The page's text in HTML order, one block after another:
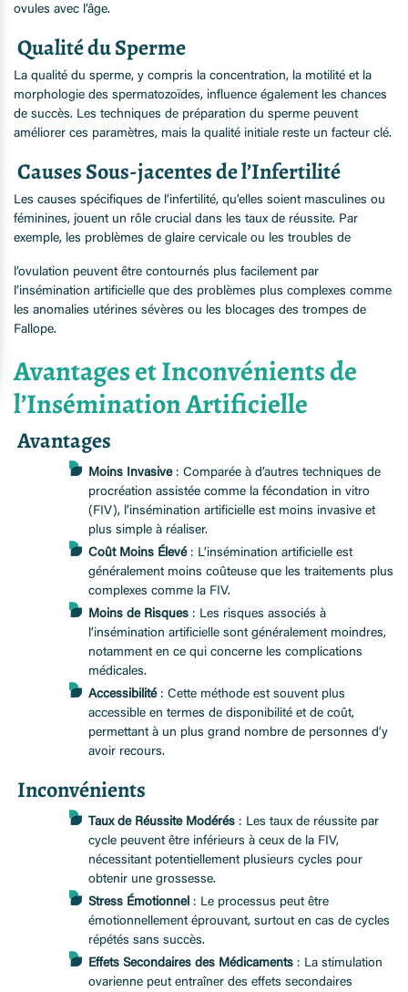
ovules avec l’âge.
Qualité du Sperme
La qualité du sperme, y compris la concentration, la motilité et la
morphologie des spermatozoïdes, influence également les chances
de succès. Les techniques de préparation du sperme peuvent
améliorer ces paramètres, mais la qualité initiale reste un facteur clé.
Causes Sous-jacentes de l’Infertilité
Les causes spécifiques de l’infertilité, qu’elles soient masculines ou
féminines, jouent un rôle crucial dans les taux de réussite. Par
exemple, les problèmes de glaire cervicale ou les troubles de
l’ovulation peuvent être contournés plus facilement par
l’insémination artificielle que des problèmes plus complexes comme
les anomalies utérines sévères ou les blocages des trompes de
Fallope.
Avantages et Inconvénients de
l’Insémination Artificielle
Avantages
Moins Invasive: Comparée à d’autres techniques de
procréation assistée comme la fécondation in vitro
(FIV), l’insémination artificielle est moins invasive et
plus simple à réaliser.
Coût Moins Élevé: L’insémination artificielle est
généralement moins coûteuse que les traitements plus
complexes comme la FIV.
Moins de Risques : Les risques associés à
l’insémination artificielle sont généralement moindres,
notamment en ce qui concerne les complications
médicales.
Accessibilité: Cette méthode est souvent plus
accessible en termes de disponibilité et de coût,
permettant à un plus grand nombre de personnes d’y
avoir recours.
Inconvénients
Taux de Réussite Modérés : Les taux de réussite par
cycle peuvent être inférieurs à ceux de la FIV,
nécessitant potentiellement plusieurs cycles pour
obtenir une grossesse.
Stress Émotionnel : Le processus peut être
émotionnellement éprouvant, surtout en cas de cycles
répétés sans succès.
Effets Secondaires des Médicaments : La stimulation
ovarienne peut entraîner des effets secondaires